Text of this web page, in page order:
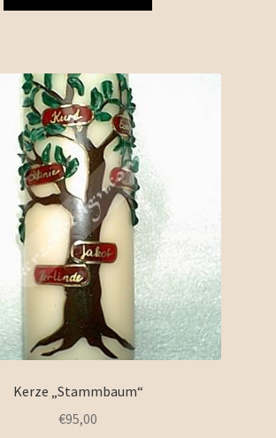
Kerze „Stammbaum“
€95,00